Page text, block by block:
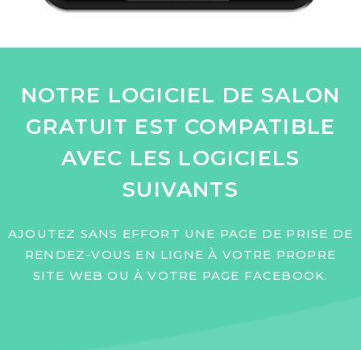
NOTRE LOGICIEL DE SALON
GRATUIT EST COMPATIBLE
AVEC LES LOGICIELS
SUIVANTS
AJOUTEZ SANS EFFORT UNE PAGE DE PRISE DE
RENDEZ-VOUS EN LIGNE À VOTRE PROPRE
SITE WEB OU À VOTRE PAGE FACEBOOK.